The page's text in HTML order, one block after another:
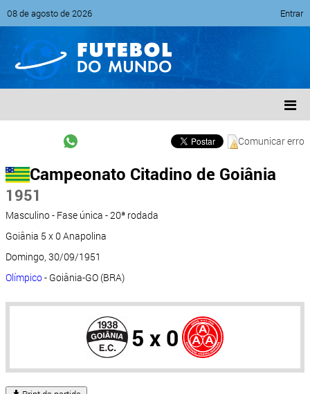
08 de agosto de 2026 Entrar
Comunicar erro
Campeonato Citadino de Goiânia
1951
Masculino - Fase única - 20ª rodada
Goiânia 5 x 0 Anapolina
Domingo, 30/09/1951
Olímpico- Goiânia-GO (BRA)
5 x 0